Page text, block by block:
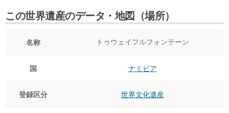
この世界遺産のデータ・地図（場所）
名称 トゥウェイフルフォンテーン
国 ナミビア
登録区分 世界文化遺産